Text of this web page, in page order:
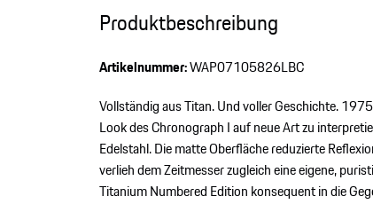
Produktbeschreibung
Artikelnummer:WAP07105826LBC
Vollständig aus Titan. Und voller Geschichte.
Look des Chronograph I auf neue Art zu
Edelstahl. Die matte Oberfläche reduzierte
verlieh dem Zeitmesser zugleich eine eigene,
Titanium Numbered Edition konsequent in die